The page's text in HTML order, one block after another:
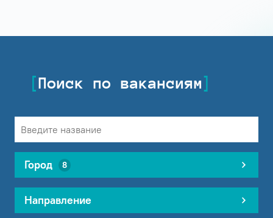
Поиск по вакансиям
Город 8
Направление